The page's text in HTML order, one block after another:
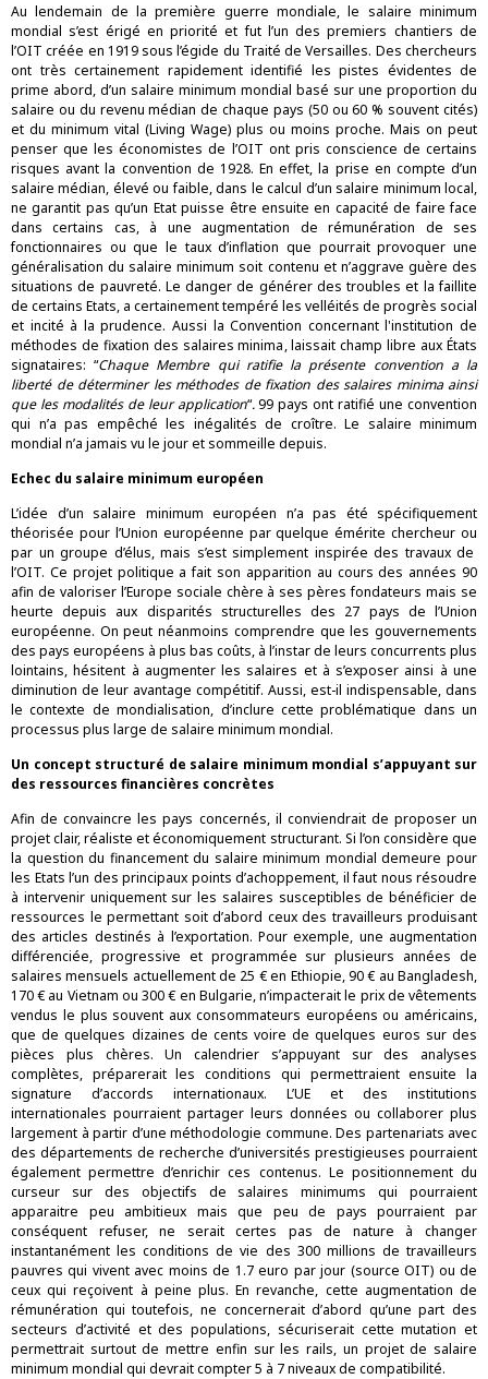
Au lendemain de la première guerre mondiale, le salaire minimum
mondial s’est érigé en priorité et fut l’un des premiers chantiers de
l’OIT créée en 1919 sous l’égide du Traité de Versailles. Des chercheurs
ont très certainement rapidement identifié les pistes évidentes de
prime abord, d’un salaire minimum mondial basé sur une proportion du
salaire ou du revenu médian de chaque pays (50 ou 60 % souvent cités)
et du minimum vital (Living Wage) plus ou moins proche. Mais on peut
penser que les économistes de l’OIT ont pris conscience de certains
risques avant la convention de 1928. En effet, la prise en compte d’un
salaire médian, élevé ou faible, dans le calcul d’un salaire minimum local,
ne garantit pas qu’un Etat puisse être ensuite en capacité de faire face
dans certains cas, à une augmentation de rémunération de ses
fonctionnaires ou que le taux d’inflation que pourrait provoquer une
généralisation du salaire minimum soit contenu et n’aggrave guère des
situations de pauvreté. Le danger de générer des troubles et la faillite
de certains Etats, a certainement tempéré les velléités de progrès social
et incité à la prudence. Aussi laConvention concernant l'institution de
méthodes de fixation des salaires minima, laissait champ libre aux États
signataires: “Chaque Membre qui ratifie la présente convention a la
liberté de déterminer les méthodes de fixation des salaires minima ainsi
que les modalités de leur application“.99 pays ont ratifié une convention
qui n’a pas empêché les inégalités de croître. Le salaire minimum
mondial n’a jamais vu le jour et sommeille depuis.
Echec du salaire minimum européen
L’idée d’un salaire minimum européen n’a pas été spécifiquement
théorisée pour l’Union européenne par quelque émérite chercheur ou
par un groupe d’élus, mais s’est simplement inspirée des travaux de
l’OIT. Ce projet politique a fait son apparition au cours des années 90
afin de valoriser l’Europe sociale chère à ses pères fondateurs mais se
heurte depuis aux disparités structurelles des 27 pays de l’Union
européenne. On peut néanmoins comprendre que les gouvernements
des pays européens à plus bas coûts, à l’instar de leurs concurrents plus
lointains, hésitent à augmenter les salaires et à s’exposer ainsi à une
diminution de leur avantage compétitif. Aussi, est-il indispensable, dans
le contexte de mondialisation, d’inclure cette problématique dans un
processus plus large de salaire minimum mondial.
Un concept structuré de salaire minimum mondial s’appuyant sur
des ressources financières concrètes
Afin de convaincre les pays concernés, il conviendrait de proposer un
projet clair, réaliste et économiquement structurant. Si l’on considère que
la question du financement du salaire minimum mondial demeure pour
les Etats l’un des principaux points d’achoppement, il faut nous résoudre
à intervenir uniquement sur les salaires susceptibles de bénéficier de
ressources le permettant soit d’abord ceux des travailleurs produisant
des articles destinés à l’exportation. Pour exemple, une augmentation
différenciée, progressive et programmée sur plusieurs années de
salaires mensuels actuellement de 25 € en Ethiopie, 90 € au Bangladesh,
170 € au Vietnam ou 300 € en Bulgarie, n’impacterait le prix de vêtements
vendus le plus souvent aux consommateurs européens ou américains,
que de quelques dizaines de cents voire de quelques euros sur des
pièces plus chères. Un calendrier s’appuyant sur des analyses
complètes, préparerait les conditions qui permettraient ensuite la
signature d’accords internationaux. L’UE et des institutions
internationales pourraient partager leurs données ou collaborer plus
largement à partir d’une méthodologie commune. Des partenariats avec
des départements de recherche d’universités prestigieuses pourraient
également permettre d’enrichir ces contenus. Le positionnement du
curseur sur des objectifs de salaires minimums qui pourraient
apparaitre peu ambitieux mais que peu de pays pourraient par
conséquent refuser, ne serait certes pas de nature à changer
instantanément les conditions de vie des 300 millions de travailleurs
pauvres qui vivent avec moins de 1.7 euro par jour (source OIT) ou de
ceux qui reçoivent à peine plus. En revanche, cette augmentation de
rémunération qui toutefois, ne concernerait d’abord qu’une part des
secteurs d’activité et des populations, sécuriserait cette mutation et
permettrait surtout de mettre enfin sur les rails, un projet de salaire
minimum mondial qui devrait compter 5 à 7 niveaux de compatibilité.